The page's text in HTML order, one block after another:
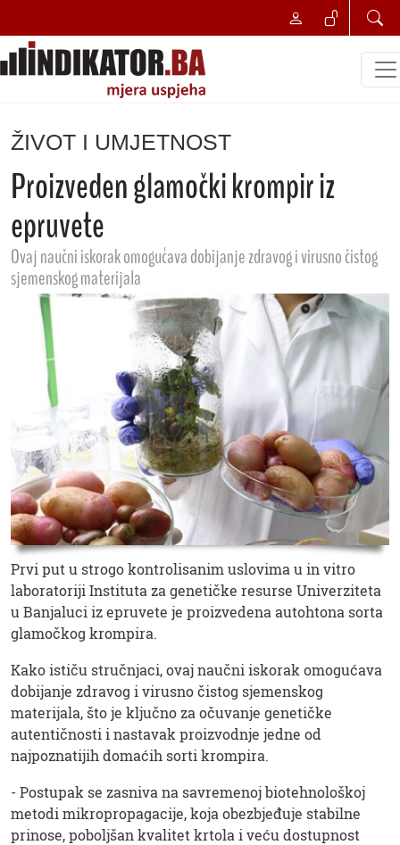
ŽIVOT I UMJETNOST
Proizveden glamočki krompir iz
epruvete
Ovaj naučni iskorak omogućava dobijanje zdravog i virusno čistog
sjemenskog materijala
Prvi put u strogo kontrolisanim uslovima u in vitro
laboratoriji Instituta za genetičke resurse Univerziteta
u Banjaluci iz epruvete je proizvedena autohtona sorta
glamočkog krompira.
Kako ističu stručnjaci, ovaj naučni iskorak omogućava
dobijanje zdravog i virusno čistog sjemenskog
materijala, što je ključno za očuvanje genetičke
autentičnosti i nastavak proizvodnje jedne od
najpoznatijih domaćih sorti krompira.
- Postupak se zasniva na savremenoj biotehnološkoj
metodi mikropropagacije, koja obezbjeđuje stabilne
prinose, poboljšan kvalitet krtola i veću dostupnost